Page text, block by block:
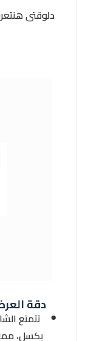
دلوقتى
دقة
بكسل،